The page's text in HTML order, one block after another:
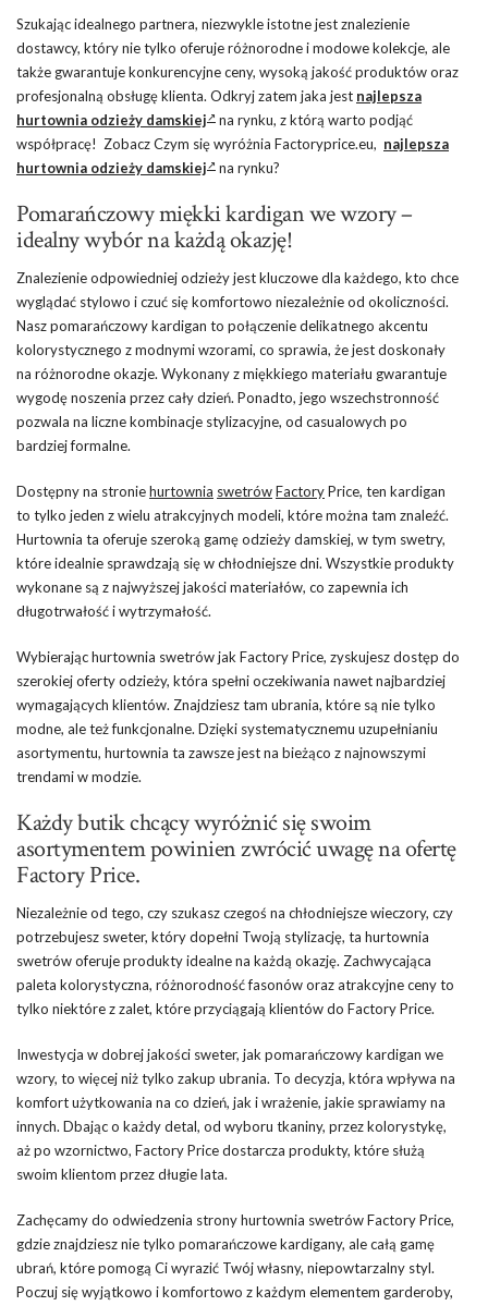
Szukając idealnego partnera, niezwykle istotne jest znalezienie
dostawcy, który nie tylko oferuje różnorodne i modowe kolekcje, ale
także gwarantuje konkurencyjne ceny, wysoką jakość produktów oraz
profesjonalną obsługę klienta. Odkryj zatem jaka jest najlepsza
hurtownia odzieży damskiej
na rynku, z którą warto podjąć
współpracę! Zobacz Czym się wyróżnia Factoryprice.eu, najlepsza
hurtownia odzieży damskiej
na rynku?
Pomarańczowy miękki kardigan we wzory –
idealny wybór na każdą okazję!
Znalezienie odpowiedniej odzieży jest kluczowe dla każdego, kto chce
wyglądać stylowo i czuć się komfortowo niezależnie od okoliczności.
Nasz pomarańczowy kardigan to połączenie delikatnego akcentu
kolorystycznego z modnymi wzorami, co sprawia, że jest doskonały
na różnorodne okazje. Wykonany z miękkiego materiału gwarantuje
wygodę noszenia przez cały dzień. Ponadto, jego wszechstronność
pozwala na liczne kombinacje stylizacyjne, od casualowych po
bardziej formalne.
Dostępny na stroniehurtownia swetrówFactoryPrice, ten kardigan
to tylko jeden z wielu atrakcyjnych modeli, które można tam znaleźć.
Hurtownia ta oferuje szeroką gamę odzieży damskiej, w tym swetry,
które idealnie sprawdzają się w chłodniejsze dni. Wszystkie produkty
wykonane są z najwyższej jakości materiałów, co zapewnia ich
długotrwałość i wytrzymałość.
Wybierając hurtownia swetrów jak Factory Price, zyskujesz dostęp do
szerokiej oferty odzieży, która spełni oczekiwania nawet najbardziej
wymagających klientów. Znajdziesz tam ubrania, które są nie tylko
modne, ale też funkcjonalne. Dzięki systematycznemu uzupełnianiu
asortymentu, hurtownia ta zawsze jest na bieżąco z najnowszymi
trendami w modzie.
Każdy butik chcący wyróżnić się swoim
asortymentem powinien zwrócić uwagę na ofertę
Factory Price.
Niezależnie od tego, czy szukasz czegoś na chłodniejsze wieczory, czy
potrzebujesz sweter, który dopełni Twoją stylizację, ta hurtownia
swetrów oferuje produkty idealne na każdą okazję. Zachwycająca
paleta kolorystyczna, różnorodność fasonów oraz atrakcyjne ceny to
tylko niektóre z zalet, które przyciągają klientów do Factory Price.
Inwestycja w dobrej jakości sweter, jak pomarańczowy kardigan we
wzory, to więcej niż tylko zakup ubrania. To decyzja, która wpływa na
komfort użytkowania na co dzień, jak i wrażenie, jakie sprawiamy na
innych. Dbając o każdy detal, od wyboru tkaniny, przez kolorystykę,
aż po wzornictwo, Factory Price dostarcza produkty, które służą
swoim klientom przez długie lata.
Zachęcamy do odwiedzenia strony hurtownia swetrów Factory Price,
gdzie znajdziesz nie tylko pomarańczowe kardigany, ale całą gamę
ubrań, które pomogą Ci wyrazić Twój własny, niepowtarzalny styl.
Poczuj się wyjątkowo i komfortowo z każdym elementem garderoby,